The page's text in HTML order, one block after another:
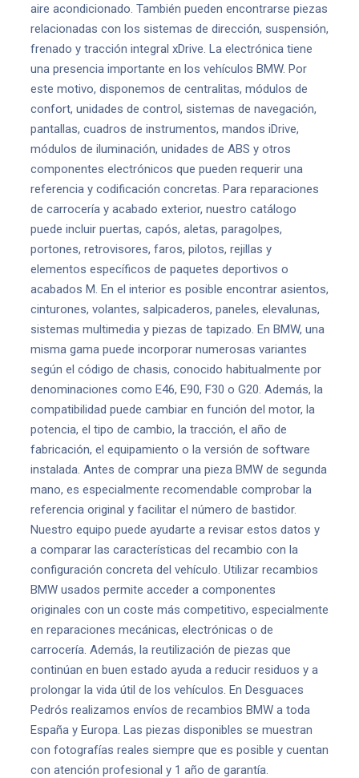
aire acondicionado. También pueden encontrarse piezas
relacionadas con los sistemas de dirección, suspensión,
frenado y tracción integral xDrive. La electrónica tiene
una presencia importante en los vehículos BMW. Por
este motivo, disponemos de centralitas, módulos de
confort, unidades de control, sistemas de navegación,
pantallas, cuadros de instrumentos, mandos iDrive,
módulos de iluminación, unidades de ABS y otros
componentes electrónicos que pueden requerir una
referencia y codificación concretas. Para reparaciones
de carrocería y acabado exterior, nuestro catálogo
puede incluir puertas, capós, aletas, paragolpes,
portones, retrovisores, faros, pilotos, rejillas y
elementos específicos de paquetes deportivos o
acabados M. En el interior es posible encontrar asientos,
cinturones, volantes, salpicaderos, paneles, elevalunas,
sistemas multimedia y piezas de tapizado. En BMW, una
misma gama puede incorporar numerosas variantes
según el código de chasis, conocido habitualmente por
denominaciones como E46, E90, F30 o G20. Además, la
compatibilidad puede cambiar en función del motor, la
potencia, el tipo de cambio, la tracción, el año de
fabricación, el equipamiento o la versión de software
instalada. Antes de comprar una pieza BMW de segunda
mano, es especialmente recomendable comprobar la
referencia original y facilitar el número de bastidor.
Nuestro equipo puede ayudarte a revisar estos datos y
a comparar las características del recambio con la
configuración concreta del vehículo. Utilizar recambios
BMW usados permite acceder a componentes
originales con un coste más competitivo, especialmente
en reparaciones mecánicas, electrónicas o de
carrocería. Además, la reutilización de piezas que
continúan en buen estado ayuda a reducir residuos y a
prolongar la vida útil de los vehículos. En Desguaces
Pedrós realizamos envíos de recambios BMW a toda
España y Europa. Las piezas disponibles se muestran
con fotografías reales siempre que es posible y cuentan
con atención profesional y 1 año de garantía.